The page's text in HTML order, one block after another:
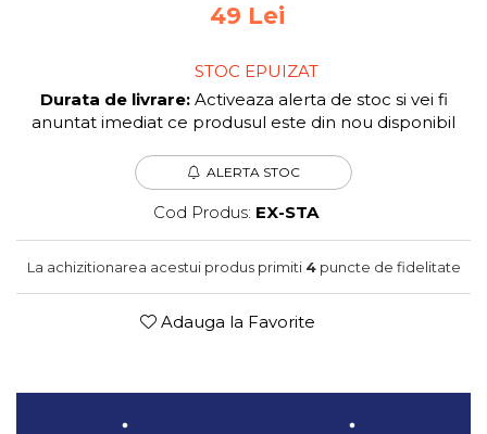
Jocuri de societate in limba
romana
Vezi toate jocurile de societate
49 Lei
STOC EPUIZAT
Durata de livrare:Activeaza alerta de stoc si vei fi
anuntat imediat ce produsul este din nou disponibil
ALERTA STOC
Cod Produs: EX-STA
La achizitionarea acestui produs primiti 4puncte de fidelitate
Adauga la Favorite